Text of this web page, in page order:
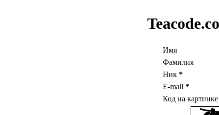
Имя
Фамилия
Ник *
E-mail *
Код на